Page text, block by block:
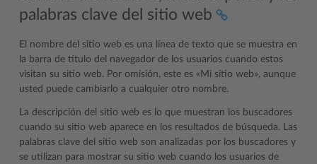
palabras clave del sitio web
El nombre del sitio web es una línea de texto que se muestra en
la barra de título del navegador de los usuarios cuando estos
visitan su sitio web. Por omisión, este es «Mi sitio web», aunque
usted puede cambiarlo a cualquier otro nombre.
La descripción del sitio web es lo que muestran los buscadores
cuando su sitio web aparece en los resultados de búsqueda. Las
palabras clave del sitio web son analizadas por los buscadores y
se utilizan para mostrar su sitio web cuando los usuarios de